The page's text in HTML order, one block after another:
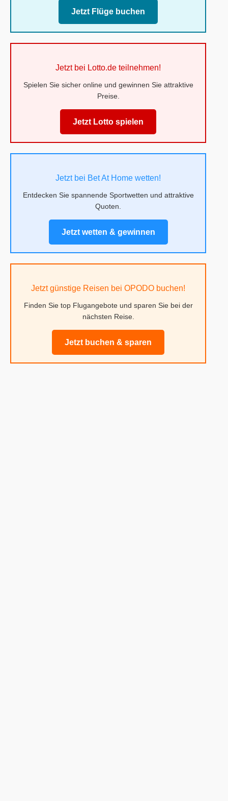
Jetzt Flüge buchen
Jetzt bei Lotto.de teilnehmen!
Spielen Sie sicher online und gewinnen Sie attraktive
Preise.
Jetzt Lotto spielen
Jetzt bei Bet At Home wetten!
Entdecken Sie spannende Sportwetten und attraktive
Quoten.
Jetzt wetten & gewinnen
Jetzt günstige Reisen bei OPODO buchen!
Finden Sie top Flugangebote und sparen Sie bei der
nächsten Reise.
Jetzt buchen & sparen